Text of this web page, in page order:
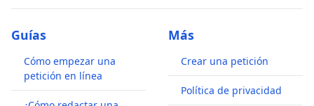
Guías
Cómo empezar una
petición en línea
Más
Crear una petición
Política de privacidad